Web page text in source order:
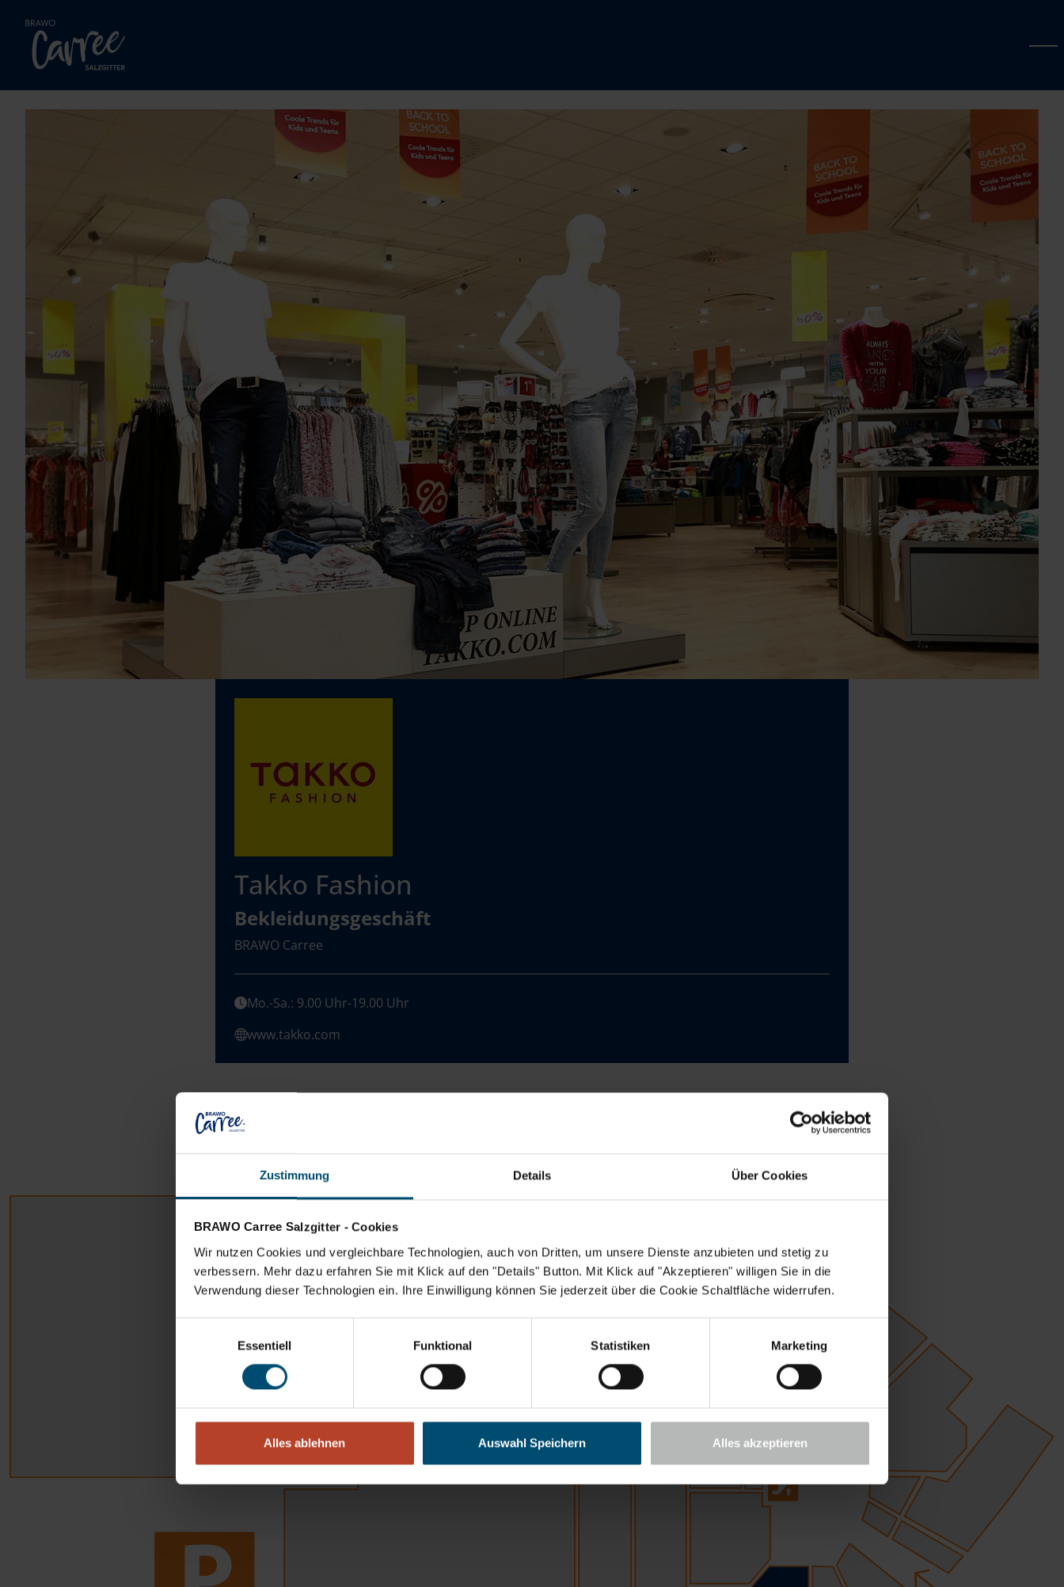
Zustimmung Details Über Cookies
BRAWO Carree Salzgitter - Cookies
Wir nutzen Cookies und vergleichbare Technologien, auch von Dritten, um unsere Dienste anzubieten und stetig zu
verbessern. Mehr dazu erfahren Sie mit Klick auf den "Details" Button. Mit Klick auf "Akzeptieren" willigen Sie in die
Verwendung dieser Technologien ein. Ihre Einwilligung können Sie jederzeit über die Cookie Schaltfläche widerrufen.
Essentiell
Funktional Statistiken Marketing
Alles ablehnen Auswahl Speichern Alles akzeptieren
Takko Fashion
Bekleidungsgeschäft
BRAWO Carree
Mo.-Sa.: 9.00 Uhr-19.00 Uhr
www.takko.com
Lageplan des BRAWO Carree Salzgitter. Takko Fashion ist hervorgehoben.